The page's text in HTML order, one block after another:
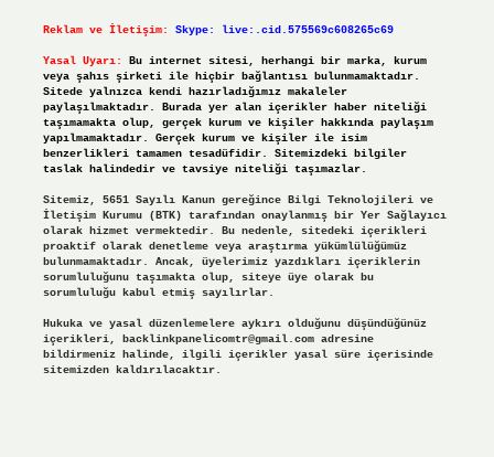
Reklam ve İletişim: Skype: live:.cid.575569c608265c69
Yasal Uyarı:
Bu internet sitesi, herhangi bir marka, kurum
veya şahıs şirketi ile hiçbir bağlantısı bulunmamaktadır.
Sitede yalnızca kendi hazırladığımız makaleler
paylaşılmaktadır. Burada yer alan içerikler haber niteliği
taşımamakta olup, gerçek kurum ve kişiler hakkında paylaşım
yapılmamaktadır. Gerçek kurum ve kişiler ile isim
benzerlikleri tamamen tesadüfidir. Sitemizdeki bilgiler
taslak halindedir ve tavsiye niteliği taşımazlar.
Sitemiz, 5651 Sayılı Kanun gereğince Bilgi Teknolojileri ve
İletişim Kurumu (BTK) tarafından onaylanmış bir Yer Sağlayıcı
olarak hizmet vermektedir. Bu nedenle, sitedeki içerikleri
proaktif olarak denetleme veya araştırma yükümlülüğümüz
bulunmamaktadır. Ancak, üyelerimiz yazdıkları içeriklerin
sorumluluğunu taşımakta olup, siteye üye olarak bu
sorumluluğu kabul etmiş sayılırlar.
Hukuka ve yasal düzenlemelere aykırı olduğunu düşündüğünüz
içerikleri, backlinkpanelicomtr@gmail.comadresine
bildirmeniz halinde, ilgili içerikler yasal süre içerisinde
sitemizden kaldırılacaktır.